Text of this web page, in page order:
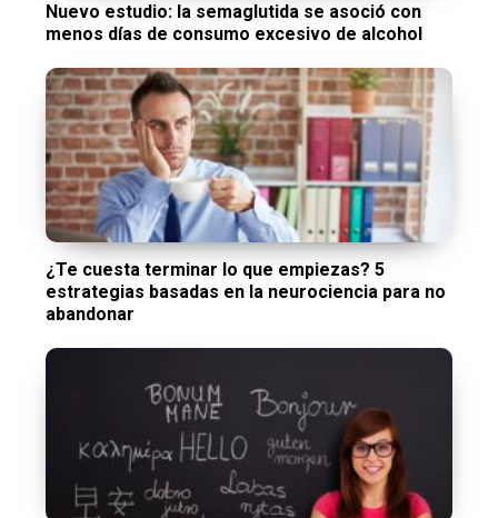
Nuevo estudio: la semaglutida se asoció con
menos días de consumo excesivo de alcohol
¿Te cuesta terminar lo que empiezas? 5
estrategias basadas en la neurociencia para no
abandonar